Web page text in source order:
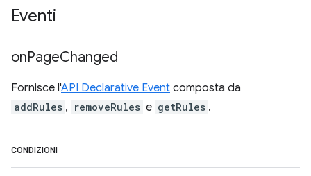
Eventi
onPageChanged
Fornisce l'API Declarative Event composta da
addRules , removeRules e getRules .
CONDIZIONI